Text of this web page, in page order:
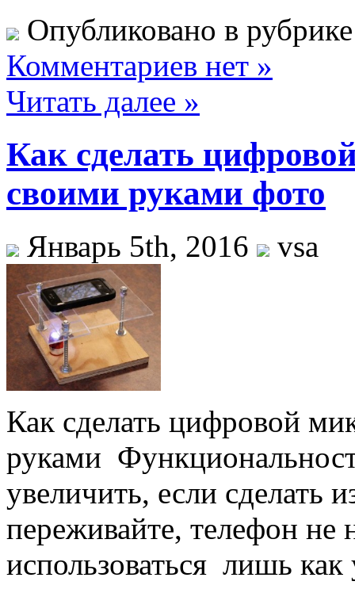
Опубликовано в
Комментариев нет »
Читать далее »
Как сделать
своими руками фото
Январь 5th, 2016 vsa
Как сделать цифровой
руками
увеличить, если сделать
переживайте, телефон не
использоваться лишь